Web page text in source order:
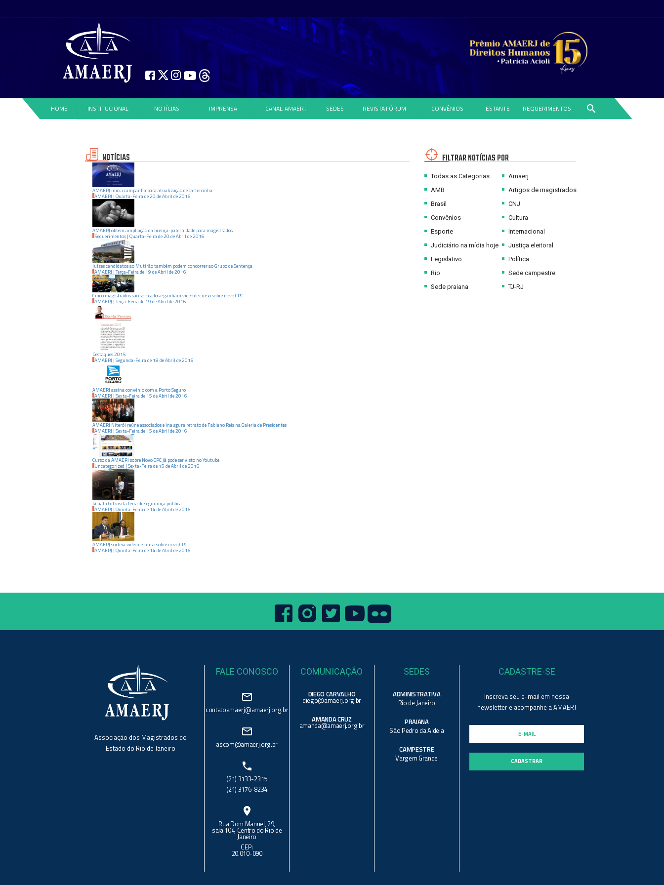
HOME INSTITUCIONAL NOTÍCIAS IMPRENSA CANAL AMAERJ SEDES REVISTAFÓRUM CONVÊNIOS ESTANTE REQUERIMENTOS search
NOTÍCIAS
AMAERJ inicia campanha para atualização de carteirinha
AMAERJ | Quarta-Feirade20 deAbril de2016
AMAERJ obtém ampliação da licença-paternidade para magistrados
Requerimentos| Quarta-Feirade20 deAbril de2016
Juízes candidatos ao Mutirão também podem concorrer ao Grupo de Sentença
AMAERJ | Terça-Feirade 19 deAbril de2016
Cinco magistrados são sorteados e ganham vídeo de curso sobre novo CPC
AMAERJ | Terça-Feirade 19 deAbril de2016
Destaques 2015
AMAERJ | Segunda-Feirade 18 deAbril de2016
AMAERJ assina convênio com a Porto Seguro
AMAERJ | Sexta-Feirade 15 deAbril de2016
AMAERJ Niterói reúne associados e inaugura retrato de Fabiano Reis na Galeria de Presidentes
AMAERJ | Sexta-Feirade 15 deAbril de2016
Curso da AMAERJ sobre Novo CPC já pode ser visto no Youtube
Uncategorized | Sexta-Feirade 15 deAbril de2016
Renata Gil visita feira de segurança pública
AMAERJ | Quinta-Feirade 14 deAbril de2016
AMAERJ sorteia vídeo de curso sobre novo CPC
AMAERJ | Quinta-Feirade 14 deAbril de2016
FILTRAR NOTÍCIAS POR
Todas as Categorias
AMB
Brasil
Convênios
Esporte
Judiciário na mídia hoje
Legislativo
Rio
Sede praiana
Amaerj
Artigos de magistrados
CNJ
Cultura
Internacional
Justiça eleitoral
Política
Sede campestre
TJ-RJ
Associação dos Magistrados do
Estado do Rio de Janeiro
FALE CONOSCO
mail_outline
contatoamaerj@amaerj.org.br
mail_outline
ascom@amaerj.org.br
phone
(21) 3133-2315
(21) 3176-8234
location_on
Rua Dom Manuel, 29,
sala 104, Centro do Rio de
Janeiro
CEP:
20.010-090
COMUNICAÇÃO
DIEGO CARVALHO
diego@amaerj.org.br
AMANDA CRUZ
amanda@amaerj.org.br
SEDES
ADMINISTRATIVA
Rio de Janeiro
PRAIANA
São Pedro da Aldeia
CAMPESTRE
Vargem Grande
CADASTRE-SE
Inscreva seu e-mail em nossa
newsletter e acompanhe a AMAERJ